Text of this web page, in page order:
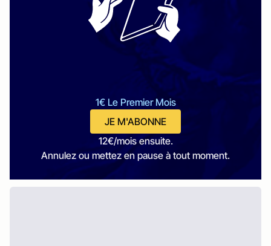
1€ Le Premier Mois
JE M'ABONNE
12€/mois ensuite.
Annulez ou mettez en pause à tout moment.